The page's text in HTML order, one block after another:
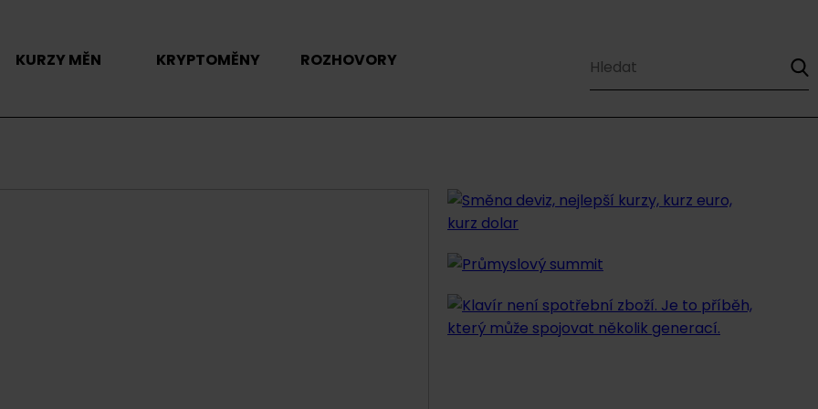
KURZY MĚN KRYPTOMĚNY ROZHOVORY